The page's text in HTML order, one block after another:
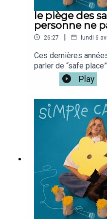
café :
!!!Lea
le piège des
personne ne
26:27 | lundi 6
Ces dernières
parler de “safe
j’adore ce concept..
pris à l'extreme.hâte
iciMon café :
perso @leajplf ?J'ai
Play